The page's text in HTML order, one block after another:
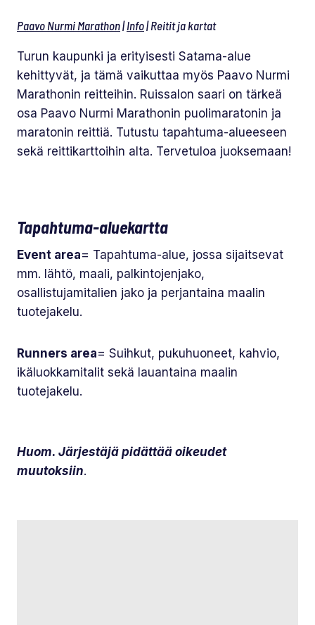
Paavo Nurmi Marathon|Info|Reitit ja kartat
Turun kaupunki ja erityisesti Satama-alue
kehittyvät, ja tämä vaikuttaa myös Paavo Nurmi
Marathonin reitteihin. Ruissalon saari on tärkeä
osa Paavo Nurmi Marathonin puolimaratonin ja
maratonin reittiä. Tutustu tapahtuma-alueeseen
sekä reittikarttoihin alta. Tervetuloa juoksemaan!
Tapahtuma-aluekartta
Event area= Tapahtuma-alue, jossa sijaitsevat
mm. lähtö, maali, palkintojenjako,
osallistujamitalien jako ja perjantaina maalin
tuotejakelu.
Runners area= Suihkut, pukuhuoneet, kahvio,
ikäluokkamitalit sekä lauantaina maalin
tuotejakelu.
Huom. Järjestäjä pidättää oikeudet
muutoksiin.